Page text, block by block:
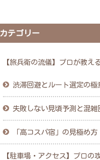
カテゴリー
【旅兵衛の流儀】プロが教え
渋滞回避とルート選定の極
失敗しない見頃予測と混雑
「高コスパ宿」の見極め方
【駐車場・アクセス】プロの